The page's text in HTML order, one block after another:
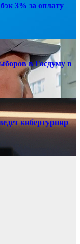
3% за оплату
в Госдуму в
кибертурнир